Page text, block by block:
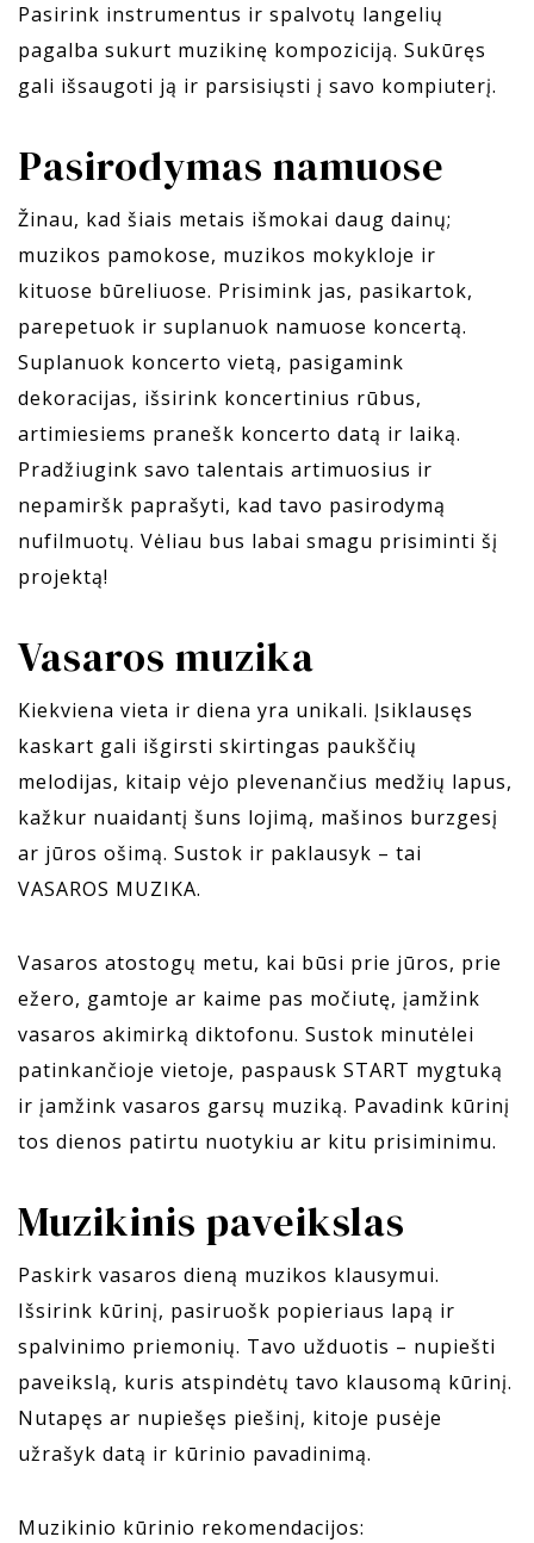
Pasirink instrumentus ir spalvotų langelių
pagalba sukurt muzikinę kompoziciją. Sukūręs
gali išsaugoti ją ir parsisiųsti į savo kompiuterį.
Pasirodymas namuose
Žinau, kad šiais metais išmokai daug dainų;
muzikos pamokose, muzikos mokykloje ir
kituose būreliuose. Prisimink jas, pasikartok,
parepetuok ir suplanuok namuose koncertą.
Suplanuok koncerto vietą, pasigamink
dekoracijas, išsirink koncertinius rūbus,
artimiesiems pranešk koncerto datą ir laiką.
Pradžiugink savo talentais artimuosius ir
nepamiršk paprašyti, kad tavo pasirodymą
nufilmuotų. Vėliau bus labai smagu prisiminti šį
projektą!
Vasaros muzika
Kiekviena vieta ir diena yra unikali. Įsiklausęs
kaskart gali išgirsti skirtingas paukščių
melodijas, kitaip vėjo plevenančius medžių lapus,
kažkur nuaidantį šuns lojimą, mašinos burzgesį
ar jūros ošimą. Sustok ir paklausyk – tai
VASAROS MUZIKA.
Vasaros atostogų metu, kai būsi prie jūros, prie
ežero, gamtoje ar kaime pas močiutę, įamžink
vasaros akimirką diktofonu. Sustok minutėlei
patinkančioje vietoje, paspausk START mygtuką
ir įamžink vasaros garsų muziką. Pavadink kūrinį
tos dienos patirtu nuotykiu ar kitu prisiminimu.
Muzikinis paveikslas
Paskirk vasaros dieną muzikos klausymui.
Išsirink kūrinį, pasiruošk popieriaus lapą ir
spalvinimo priemonių. Tavo užduotis – nupiešti
paveikslą, kuris atspindėtų tavo klausomą kūrinį.
Nutapęs ar nupiešęs piešinį, kitoje pusėje
užrašyk datą ir kūrinio pavadinimą.
Muzikinio kūrinio rekomendacijos: